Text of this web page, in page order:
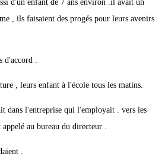
d'un enfant de 7 ans environ .il avait un
, ils faisaient des progés pour leurs avenirs
.
, leurs enfant à l'école tous les matins.
dans l'entreprise qui l'employait . vers les
au bureau du directeur .
.